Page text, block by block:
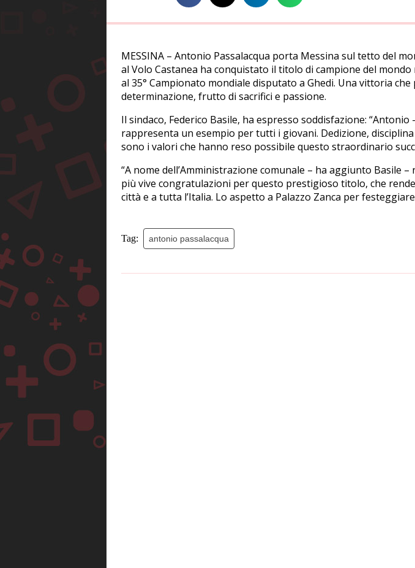
MESSINA – Antonio Passalacqua porta Messina sul tetto del
al Volo Castanea ha conquistato il titolo di campione del mondo
al 35° Campionato mondiale disputato a Ghedi. Una vittoria
determinazione, frutto di sacrifici e passione.
Il sindaco, Federico Basile, ha espresso soddisfazione: “Antonio
rappresenta un esempio per tutti i giovani. Dedizione,
sono i valori che hanno reso possibile questo straordinario
“A nome dell’Amministrazione comunale – ha aggiunto Basile
più vive congratulazioni per questo prestigioso titolo, che
città e a tutta l’Italia. Lo aspetto a Palazzo Zanca per
Tag: antonio passalacqua